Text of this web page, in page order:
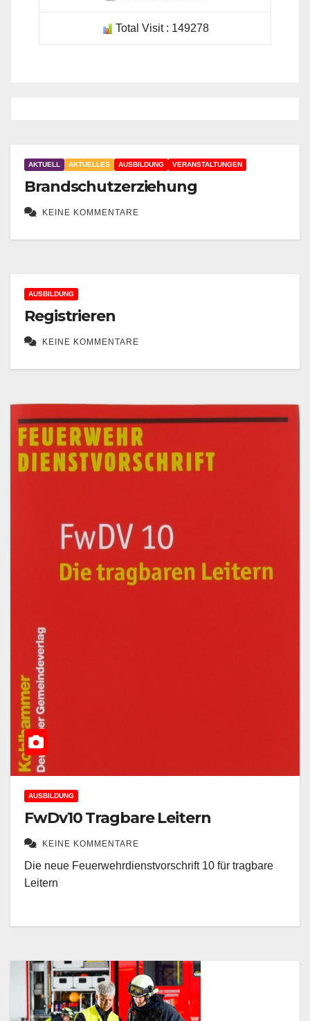
Total Visit : 149278
AKTUELL AKTUELLES AUSBILDUNG VERANSTALTUNGEN
Brandschutzerziehung
KEINE KOMMENTARE
AUSBILDUNG
Registrieren
KEINE KOMMENTARE
AUSBILDUNG
FwDv10 Tragbare Leitern
Die neue Feuerwehrdienstvorschrift 10 für tragbare
Leitern